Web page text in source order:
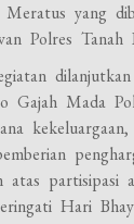
yang
Polres Tanah
Gajah Mada
atas partisipasi
Hari